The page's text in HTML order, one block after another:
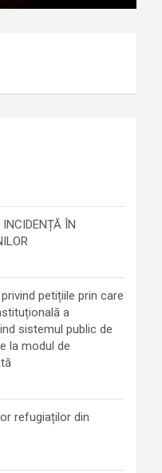
ÎN
petițiile prin care
a
sistemul public de
la modul de
refugiaților din